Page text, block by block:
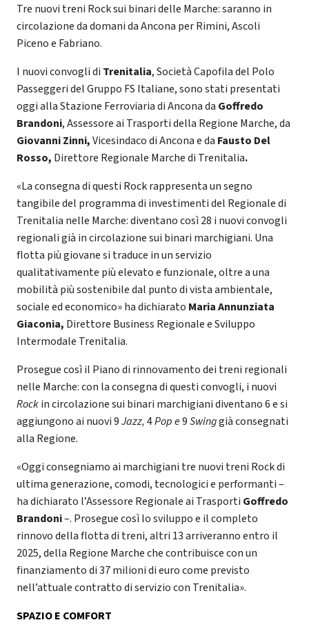
Tre nuovi treni Rock sui binari delle Marche: saranno in
circolazione da domani da Ancona per Rimini, Ascoli
Piceno e Fabriano.
I nuovi convogli di Trenitalia, Società Capofila del Polo
Passeggeri del Gruppo FS Italiane, sono stati presentati
oggi alla Stazione Ferroviaria di Ancona da Goffredo
Brandoni, Assessore ai Trasporti della Regione Marche, da
Giovanni Zinni,Vicesindaco di Ancona e da Fausto Del
Rosso, Direttore Regionale Marche di Trenitalia.
«La consegna di questi Rock rappresenta un segno
tangibile del programma di investimenti del Regionale di
Trenitalia nelle Marche: diventano così 28 i nuovi convogli
regionali già in circolazione sui binari marchigiani. Una
flotta più giovane si traduce in un servizio
qualitativamente più elevato e funzionale, oltre a una
mobilità più sostenibile dal punto di vista ambientale,
sociale ed economico» ha dichiarato Maria Annunziata
Giaconia, Direttore Business Regionale e Sviluppo
Intermodale Trenitalia.
Prosegue così il Piano di rinnovamento dei treni regionali
nelle Marche: con la consegna di questi convogli, i nuovi
Rockin circolazione sui binari marchigiani diventano 6 e si
aggiungono ai nuovi 9Jazz,4Pop e9Swinggià consegnati
alla Regione.
«Oggi consegniamo ai marchigiani tre nuovi treni Rock di
ultima generazione, comodi, tecnologici e performanti –
ha dichiarato l’Assessore Regionale ai Trasporti Goffredo
Brandoni–. Prosegue così lo sviluppo e il completo
rinnovo della flotta di treni, altri 13 arriveranno entro il
2025, della Regione Marche che contribuisce con un
finanziamento di 37 milioni di euro come previsto
nell’attuale contratto di servizio con Trenitalia».
SPAZIO E COMFORT